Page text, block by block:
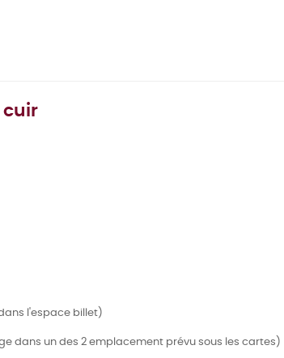
cuir
l'espace billet)
dans un des 2 emplacement prévu sous les cartes)